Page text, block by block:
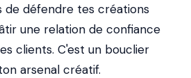
de défendre tes créations
une relation de confiance
clients. C'est un bouclier
arsenal créatif.